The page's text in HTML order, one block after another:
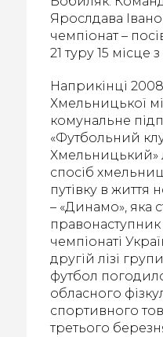
Ярослдава
чемпіонат –
21 туру 15 місце
Наприкінці
Хмельницької
комунальне
«Футбольний
Хмельницький»
спосіб
путівку в життя
– «Динамо», яка
правонаступник
чемпіонаті
другій лізі
футбол
обласного
спортивного
третього